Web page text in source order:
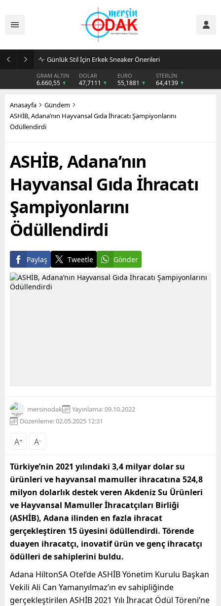
Günlük Stil İçin Erkek Sneaker Önerileri
GRAM ALTIN
6.660,55
DOLAR
47,7111
EURO
55,1881
STERLİN
64,4139
Anasayfa
Gündem
ASHİB, Adana’nın Hayvansal Gıda İhracatı Şampiyonlarını
Ödüllendirdi
ASHİB, Adana’nın
Hayvansal Gıda İhracatı
Şampiyonlarını
Ödüllendirdi
Paylaş Tweetle Gönder
mersinodak
Yayınlama: 09.10.2022
Düzenleme: 02.05.2025 12:31
A+ A-
Türkiye’nin 2021 yılındaki 3,4 milyar dolar su
ürünleri ve hayvansal mamuller ihracatına 524,8
milyon dolarlık destek veren Akdeniz Su Ürünleri
ve Hayvansal Mamuller İhracatçıları Birliği
(ASHİB), Adana ilinden en fazla ihracat
gerçekleştiren 15 üyesini ödüllendirdi. Törende
duayen ihracatçı, inovatif ürün ve genç ihracatçı
ödülleri de sahiplerini buldu.
Adana HiltonSA Otel’de ASHİB Yönetim Kurulu Başkan
Vekili Ali Can Yamanyılmaz’ın ev sahipliğinde
gerçekleştirilen ASHİB 2021 Yılı İhracat Ödül Töreni’ne